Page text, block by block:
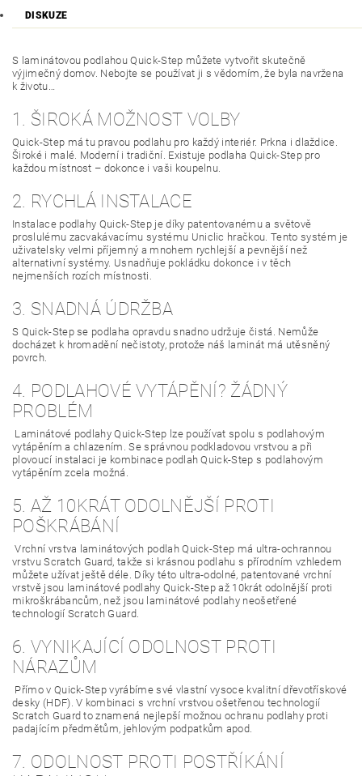
DISKUZE
S laminátovou podlahou Quick-Step můžete vytvořit skutečně
výjimečný domov. Nebojte se používat ji s vědomím, že byla navržena
k životu…
1. ŠIROKÁ MOŽNOST VOLBY
Quick-Step má tu pravou podlahu pro každý interiér. Prkna i dlaždice.
Široké i malé. Moderní i tradiční. Existuje podlaha Quick-Step pro
každou místnost – dokonce i vaši koupelnu.
2. RYCHLÁ INSTALACE
Instalace podlahy Quick-Step je díky patentovanému a světově
proslulému zacvakávacímu systému Uniclic hračkou. Tento systém je
uživatelsky velmi příjemný a mnohem rychlejší a pevnější než
alternativní systémy. Usnadňuje pokládku dokonce i v těch
nejmenších rozích místnosti.
3. SNADNÁ ÚDRŽBA
S Quick-Step se podlaha opravdu snadno udržuje čistá. Nemůže
docházet k hromadění nečistoty, protože náš laminát má utěsněný
povrch.
4. PODLAHOVÉ VYTÁPĚNÍ? ŽÁDNÝ
PROBLÉM
Laminátové podlahy Quick-Step lze používat spolu s podlahovým
vytápěním a chlazením. Se správnou podkladovou vrstvou a při
plovoucí instalaci je kombinace podlah Quick-Step s podlahovým
vytápěním zcela možná.
5. AŽ 10KRÁT ODOLNĚJŠÍ PROTI
POŠKRÁBÁNÍ
Vrchní vrstva laminátových podlah Quick-Step má ultra-ochrannou
vrstvu Scratch Guard, takže si krásnou podlahu s přírodním vzhledem
můžete užívat ještě déle. Díky této ultra-odolné, patentované vrchní
vrstvě jsou laminátové podlahy Quick-Step až 10krát odolnější proti
mikroškrábancům, než jsou laminátové podlahy neošetřené
technologií Scratch Guard.
6. VYNIKAJÍCÍ ODOLNOST PROTI
NÁRAZŮM
Přímo v Quick-Step vyrábíme své vlastní vysoce kvalitní dřevotřískové
desky (HDF). V kombinaci s vrchní vrstvou ošetřenou technologií
Scratch Guard to znamená nejlepší možnou ochranu podlahy proti
padajícím předmětům, jehlovým podpatkům apod.
7. ODOLNOST PROTI POSTŘÍKÁNÍ